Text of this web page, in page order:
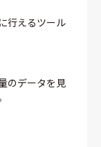
行えるツール
のデータを見